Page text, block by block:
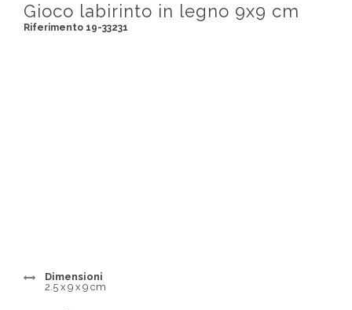
Gioco labirinto in legno 9x9 cm
Riferimento 19-33231
Dimensioni
2.5 x 9 x 9 cm